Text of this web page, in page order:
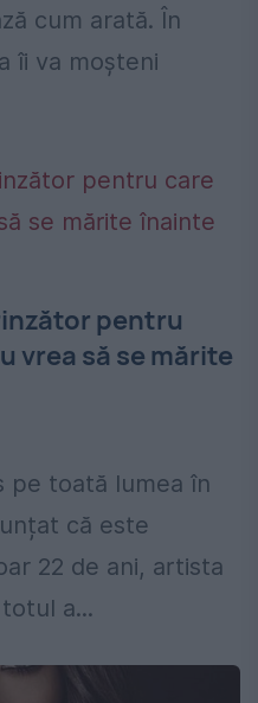
cum arată. În
îi va moșteni
pentru
vrea să se mărite
pe toată lumea în
că este
22 de ani, artista
a...